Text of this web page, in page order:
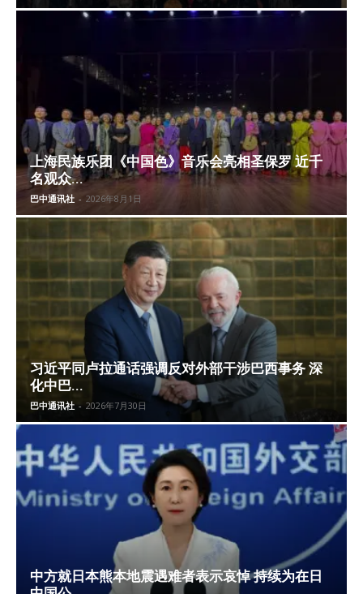
上海民族乐团《中国色》音乐会亮相圣保罗 近千
名观众...
巴中通讯社 - 2026年8月1日
习近平同卢拉通话强调反对外部干涉巴西事务 深
化中巴...
巴中通讯社 - 2026年7月30日
中方就日本熊本地震遇难者表示哀悼 持续为在日